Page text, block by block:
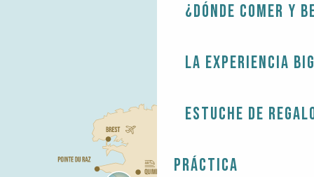
¿Dónde comer y
La experiencia
Estuche de
Práctica